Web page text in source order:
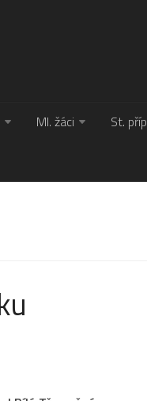
Ml. žáci St.